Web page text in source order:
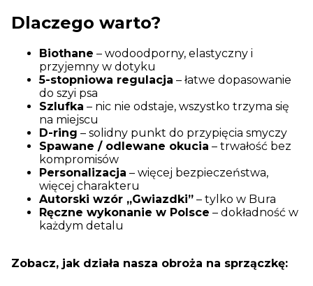
Dlaczego warto?
Biothane – wodoodporny, elastyczny i
przyjemny w dotyku
5-stopniowa regulacja – łatwe dopasowanie
do szyi psa
Szlufka – nic nie odstaje, wszystko trzyma się
na miejscu
D-ring – solidny punkt do przypięcia smyczy
Spawane / odlewane okucia – trwałość bez
kompromisów
Personalizacja – więcej bezpieczeństwa,
więcej charakteru
Autorski wzór „Gwiazdki” – tylko w Bura
Ręczne wykonanie w Polsce – dokładność w
każdym detalu
Zobacz, jak działa nasza obroża na sprzączkę: